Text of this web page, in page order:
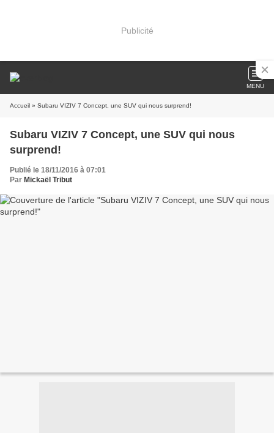
Publicité
MENU
Accueil » Subaru VIZIV 7 Concept, une SUV qui nous surprend!
Subaru VIZIV 7 Concept, une SUV qui nous
surprend!
Publié le 18/11/2016 à 07:01
Par Mickaël Tribut